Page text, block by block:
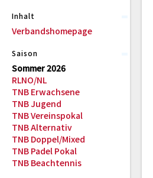
Inhalt
Verbandshomepage
Saison
Sommer 2026
RLNO/NL
TNB Erwachsene
TNB Jugend
TNB Vereinspokal
TNB Alternativ
TNB Doppel/Mixed
TNB Padel Pokal
TNB Beachtennis